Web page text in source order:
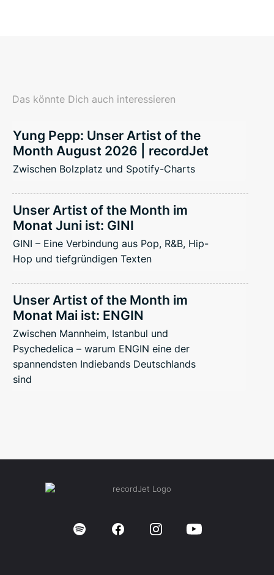
Das könnte Dich auch interessieren
Yung Pepp: Unser Artist of the
Month August 2026 | recordJet
Zwischen Bolzplatz und Spotify-Charts
Unser Artist of the Month im
Monat Juni ist: GINI
GINI – Eine Verbindung aus Pop, R&B, Hip-
Hop und tiefgründigen Texten
Unser Artist of the Month im
Monat Mai ist: ENGIN
Zwischen Mannheim, Istanbul und
Psychedelica – warum ENGIN eine der
spannendsten Indiebands Deutschlands
sind